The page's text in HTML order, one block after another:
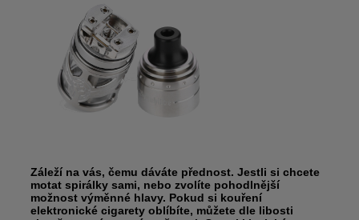
Záleží na vás, čemu dáváte přednost. Jestli si chcete
motat spirálky sami, nebo zvolíte pohodlnější
možnost výměnné hlavy. Pokud si kouření
elektronické cigarety oblíbíte, můžete dle libosti